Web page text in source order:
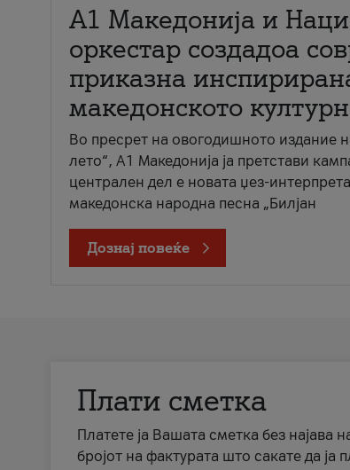
А1 Македонија и
оркестар создадоа
приказна
македонското
Во пресрет на овогодишното издание
лето“, А1 Македонија ја претстави
централен дел е новата џез-
македонска народна песна „Билјан
Дознај повеќе
Плати сметка
Платете ја Вашата сметка без најава
бројот на фактурата што сакате да ја